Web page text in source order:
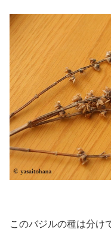
このバジルの種は分け